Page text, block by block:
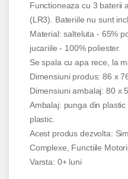
Functioneaza cu 3 baterii
(LR3). Bateriile nu sunt
Material: salteluta - 65%
jucariile - 100% poliester.
Se spala cu apa rece, la
Dimensiuni produs: 86 x
Dimensiuni ambalaj: 80 x
Ambalaj: punga din
plastic.
Acest produs dezvolta:
Complexe, Functiile
Varsta: 0+ luni